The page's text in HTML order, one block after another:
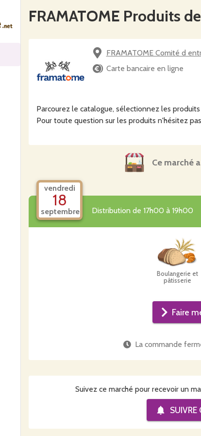
FRAMATOME Produits
FRAMATOME Comité d
Carte bancaire en ligne
Parcourez le catalogue, sélectionnez les
Pour toute question sur les produits n'hésitez
Ce marché
vendredi
18
septembre Distribution de 17h00 à 19h00
Boulangerie et
pâtisserie
Faire
La commande
Suivez ce marché pour recevoir un
SUIVRE